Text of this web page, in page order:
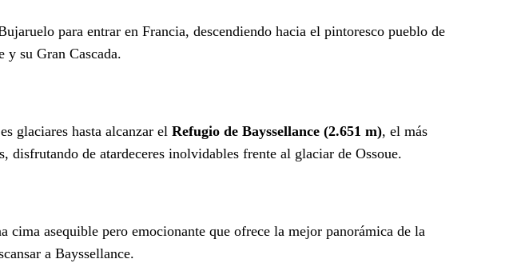
para entrar en Francia, descendiendo hacia el pintoresco pueblo de
su Gran Cascada.
glaciares hasta alcanzar el Refugio de Bayssellance (2.651 m), el más
disfrutando de atardeceres inolvidables frente al glaciar de Ossoue.
cima asequible pero emocionante que ofrece la mejor panorámica de la
a Bayssellance.